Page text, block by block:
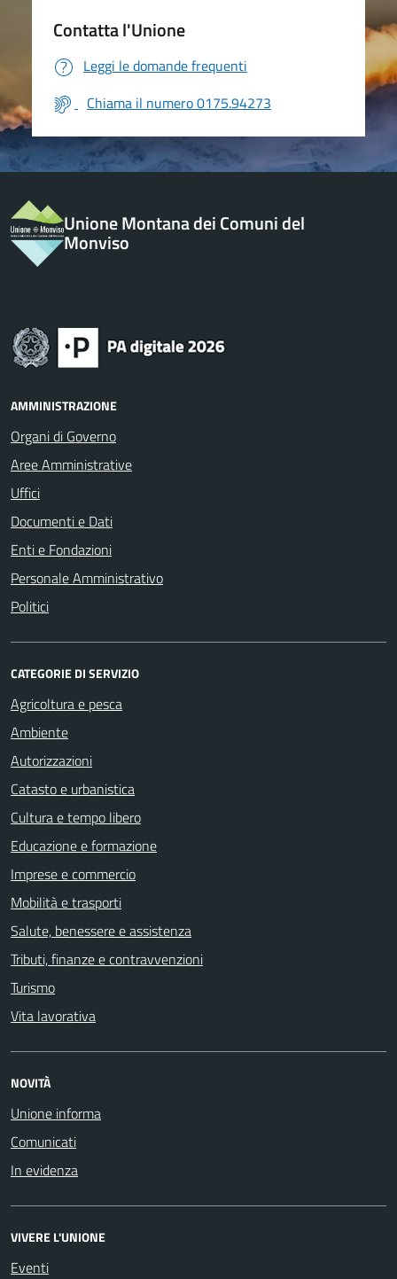
Contatta l'Unione
Leggi le domande frequenti
Chiama il numero 0175.94273
Unione Montana dei Comuni del
Monviso
AMMINISTRAZIONE
Organi di Governo
Aree Amministrative
Uffici
Documenti e Dati
Enti e Fondazioni
Personale Amministrativo
Politici
CATEGORIE DI SERVIZIO
Agricoltura e pesca
Ambiente
Autorizzazioni
Catasto e urbanistica
Cultura e tempo libero
Educazione e formazione
Imprese e commercio
Mobilità e trasporti
Salute, benessere e assistenza
Tributi, finanze e contravvenzioni
Turismo
Vita lavorativa
NOVITÀ
Unione informa
Comunicati
In evidenza
VIVERE L'UNIONE
Eventi